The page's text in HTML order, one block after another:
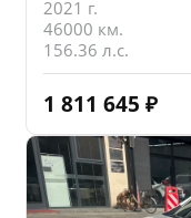
2021 г.
46000 км.
156.36 л.с.
1 811 645 ₽